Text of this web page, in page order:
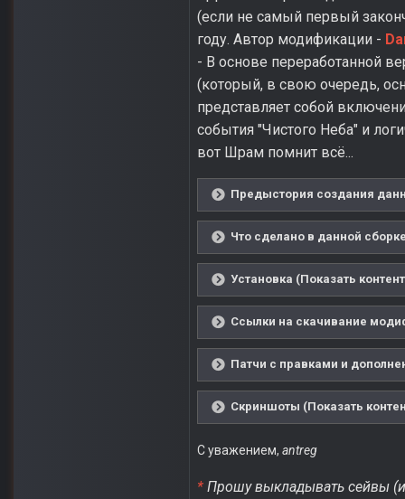
(если не самый первый
году. Автор модификации -
- В основе переработанной
(который, в свою очередь,
представляет собой
события "Чистого Неба" и
вот Шрам помнит всё...
Предыстория создания
Что сделано в данной
Установка (Показать
Ссылки на скачивание
Патчи с правками и
Скриншоты (Показать
С уважением, antreg
* Прошу выкладывать сейвы (и